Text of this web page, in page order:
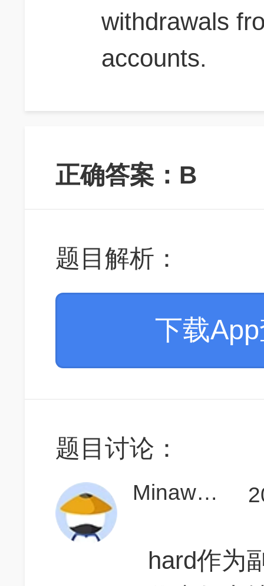
withdrawals
accounts.
正确答案：B
题目解析：
下载
题目讨论：
Minawang
hard作为